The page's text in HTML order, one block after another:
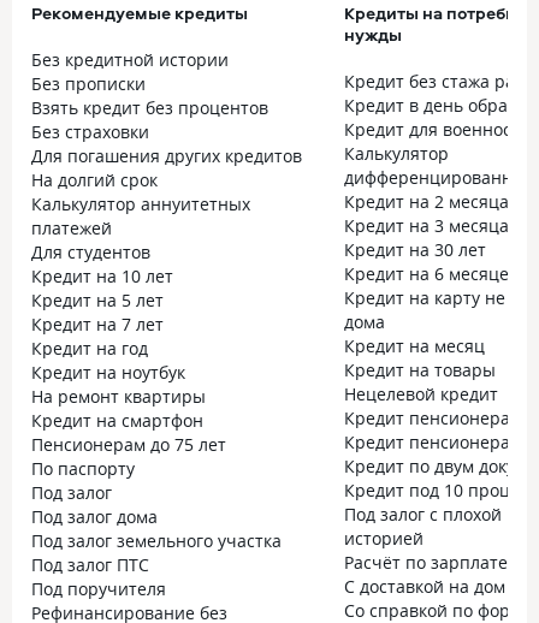
Рекомендуемые кредиты
Без кредитной истории
Без прописки
Взять кредит без процентов
Без страховки
Для погашения других кредитов
На долгий срок
Калькулятор аннуитетных
платежей
Для студентов
Кредит на 10 лет
Кредит на 5 лет
Кредит на 7 лет
Кредит на год
Кредит на ноутбук
На ремонт квартиры
Кредит на смартфон
Пенсионерам до 75 лет
По паспорту
Под залог
Под залог дома
Под залог земельного участка
Под залог ПТС
Под поручителя
Рефинансирование без
Кредиты на
нужды
Кредит без стажа
Кредит в день
Кредит для
Калькулятор
дифференцированных
Кредит на 2 месяца
Кредит на 3 месяца
Кредит на 30 лет
Кредит на 6 месяцев
Кредит на карту не
дома
Кредит на месяц
Кредит на товары
Нецелевой кредит
Кредит пенсионерам
Кредит пенсионерам
Кредит по двум
Кредит под 10
Под залог с плохой
историей
Расчёт по зарплате
С доставкой на дом
Со справкой по форме